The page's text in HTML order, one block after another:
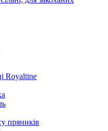
Royaltine
пряників